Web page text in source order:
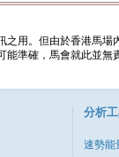
用。但由於香港馬
準確，馬會就此並
分析
速勢能